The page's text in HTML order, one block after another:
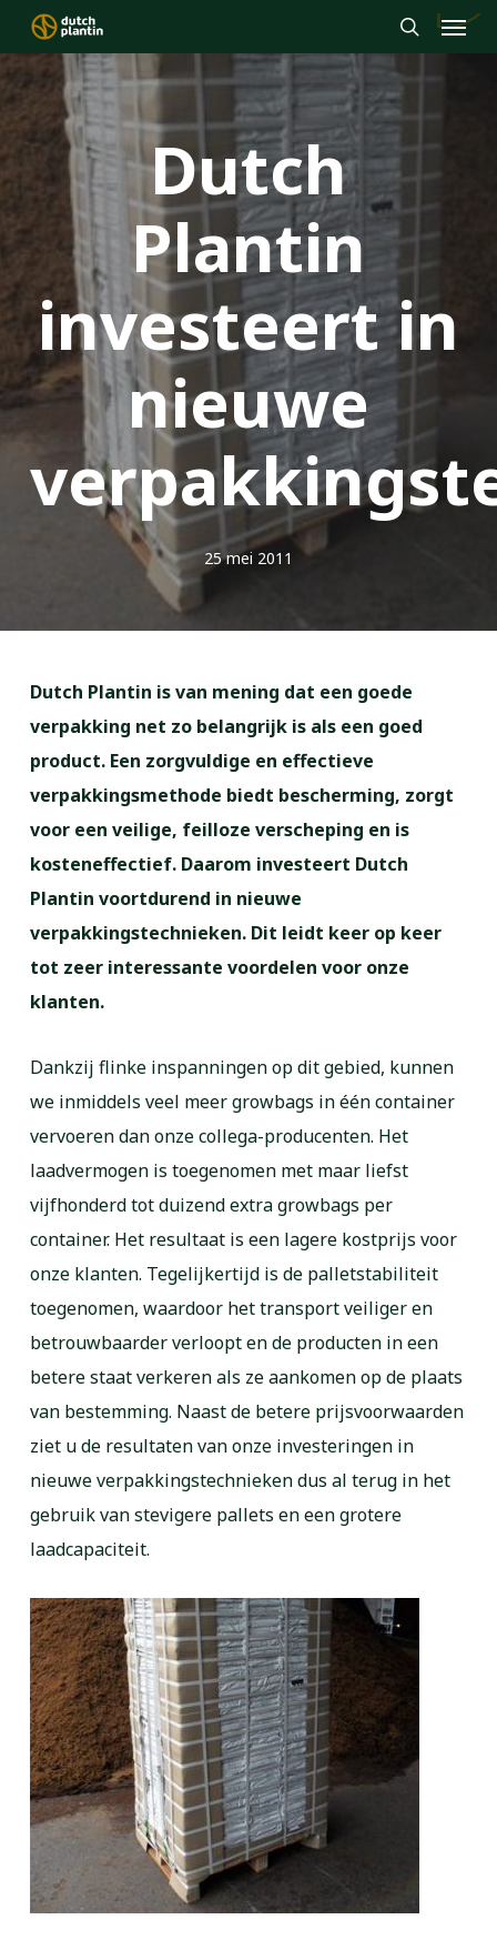
Skip
to
main
content
search
Menu
Dutch
Plantin
investeert in
nieuwe
25 mei 2011
Dutch Plantin is van mening dat een goede
verpakking net zo belangrijk is als een goed
product. Een zorgvuldige en effectieve
verpakkingsmethode biedt bescherming, zorgt
voor een veilige, feilloze verscheping en is
kosteneffectief. Daarom investeert Dutch
Plantin voortdurend in nieuwe
verpakkingstechnieken. Dit leidt keer op keer
tot zeer interessante voordelen voor onze
klanten.
Dankzij flinke inspanningen op dit gebied, kunnen
we inmiddels veel meer growbags in één container
vervoeren dan onze collega-producenten. Het
laadvermogen is toegenomen met maar liefst
vijfhonderd tot duizend extra growbags per
container. Het resultaat is een lagere kostprijs voor
onze klanten. Tegelijkertijd is de palletstabiliteit
toegenomen, waardoor het transport veiliger en
betrouwbaarder verloopt en de producten in een
betere staat verkeren als ze aankomen op de plaats
van bestemming. Naast de betere prijsvoorwaarden
ziet u de resultaten van onze investeringen in
nieuwe verpakkingstechnieken dus al terug in het
gebruik van stevigere pallets en een grotere
laadcapaciteit.